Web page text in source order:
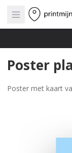
Open main menu
Poster
Poster met kaart